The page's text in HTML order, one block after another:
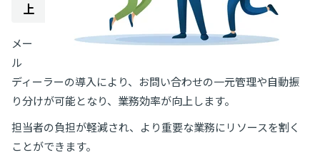
上
メー
ル
ディーラーの導入により、お問い合わせの一元管理や自動振
り分けが可能となり、業務効率が向上します。
担当者の負担が軽減され、より重要な業務にリソースを割く
ことができます。